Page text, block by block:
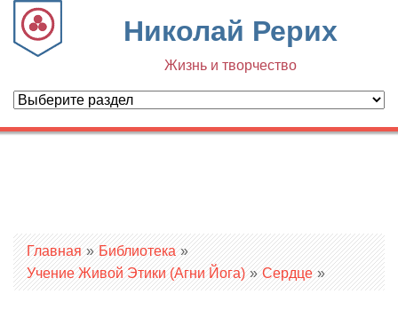
Николай Рерих
Жизнь и творчество
Вы здесь
Главная » Библиотека »
Учение Живой Этики (Агни Йога) » Сердце »